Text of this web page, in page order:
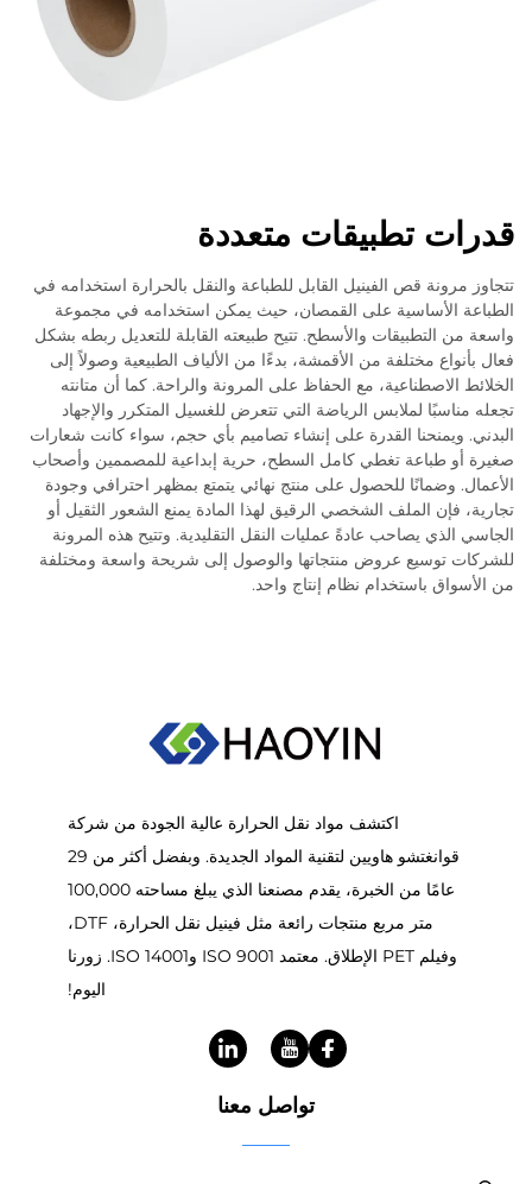
قدرات تطبيقات متعددة
تتجاوز مرونة قص الفينيل القابل للطباعة والنقل بالحرارة استخدامه في
الطباعة الأساسية على القمصان، حيث يمكن استخدامه في مجموعة
واسعة من التطبيقات والأسطح. تتيح طبيعته القابلة للتعديل ربطه بشكل
فعال بأنواع مختلفة من الأقمشة، بدءًا من الألياف الطبيعية وصولاً إلى
الخلائط الاصطناعية، مع الحفاظ على المرونة والراحة. كما أن متانته
تجعله مناسبًا لملابس الرياضة التي تتعرض للغسيل المتكرر والإجهاد
البدني. ويمنحنا القدرة على إنشاء تصاميم بأي حجم، سواء كانت شعارات
صغيرة أو طباعة تغطي كامل السطح، حرية إبداعية للمصممين وأصحاب
الأعمال. وضمانًا للحصول على منتج نهائي يتمتع بمظهر احترافي وجودة
تجارية، فإن الملف الشخصي الرقيق لهذا المادة يمنع الشعور الثقيل أو
الجاسي الذي يصاحب عادةً عمليات النقل التقليدية. وتتيح هذه المرونة
للشركات توسيع عروض منتجاتها والوصول إلى شريحة واسعة ومختلفة
من الأسواق باستخدام نظام إنتاج واحد.
اكتشف مواد نقل الحرارة عالية الجودة من شركة
قوانغتشو هاويين لتقنية المواد الجديدة. وبفضل أكثر من 29
عامًا من الخبرة، يقدم مصنعنا الذي يبلغ مساحته 100,000
متر مربع منتجات رائعة مثل فينيل نقل الحرارة، DTF،
وفيلم PET الإطلاق. معتمد ISO 9001 وISO 14001. زورنا
اليوم!
تواصل معنا